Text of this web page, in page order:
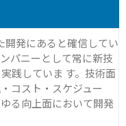
開発にあると確信してい
パニーとして常に新技
践していま す。技術面
コスト・スケジュー
る向上面において開発